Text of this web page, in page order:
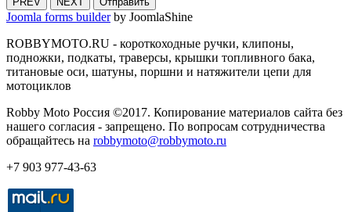
Joomla forms builderby JoomlaShine
ROBBYMOTO.RU - короткоходные ручки, клипоны,
подножки, подкаты, траверсы, крышки топливного бака,
титановые оси, шатуны, поршни и натяжители цепи для
мотоциклов
Robby Moto Россия ©2017. Копирование материалов сайта без
нашего согласия - запрещено. По вопросам сотрудничества
обращайтесь на robbymoto@robbymoto.ru
+7 903 977-43-63